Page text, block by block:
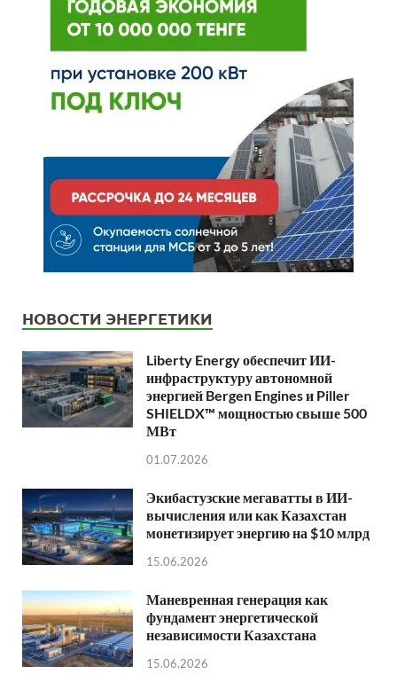
НОВОСТИ ЭНЕРГЕТИКИ
Liberty Energy обеспечит ИИ-
инфраструктуру автономной
энергией Bergen Engines и Piller
SHIELDX™ мощностью свыше 500
МВт
01.07.2026
Экибастузские мегаватты в ИИ-
вычисления или как Казахстан
монетизирует энергию на $10 млрд
15.06.2026
Маневренная генерация как
фундамент энергетической
независимости Казахстана
15.06.2026